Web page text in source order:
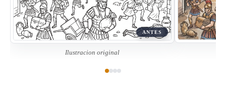
ANTES
Ilustracion original